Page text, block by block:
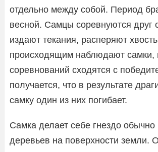
отдельно между собой. Период
весной. Самцы соревнуются друг
издают текания, расперяют
происходящим наблюдают самки,
соревнований сходятся с
получается, что в результате
самку один из них погибает.
Самка делает себе гнездо обычно
деревьев на поверхности земли.